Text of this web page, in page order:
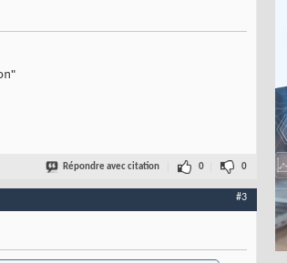
Répondre avec citation 0 0
#3